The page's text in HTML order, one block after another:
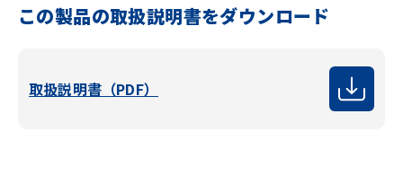
この製品の取扱説明書をダウンロード
取扱説明書（PDF）